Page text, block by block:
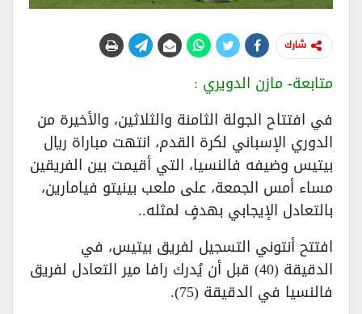
شارك
متابعة- مازن الدويري :
في افتتاح الجولة الثامنة والثلاثين، والأخيرة من
الدوري الإسباني لكرة القدم، انتهت مباراة ريال
بيتيس وضيفه فالنسيا، التي أقيمت بين الفريقين
مساء أمس الجمعة، على ملعب بينيتو فيامارين،
بالتعادل الإيجابي بهدفٍ لمثله..
افتتح أنتوني التسجيل لفريق بيتيس، في
الدقيقة (40) قبل أن يُدرك رافا مير التعادل لفريق
فالنسيا في الدقيقة (75).